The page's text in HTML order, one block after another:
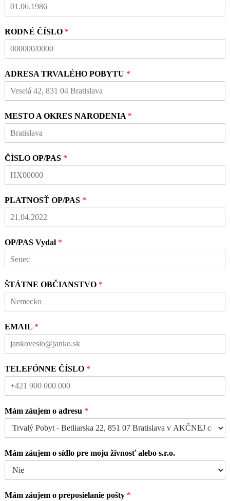
RODNÉ ČÍSLO *
ADRESA TRVALÉHO POBYTU *
MESTO A OKRES NARODENIA *
ČÍSLO OP/PAS *
PLATNOSŤ OP/PAS *
OP/PAS Vydal *
ŠTÁTNE OBČIANSTVO *
EMAIL *
TELEFÓNNE ČÍSLO *
Mám záujem o adresu *
Mám záujem o sídlo pre moju živnosť alebo s.r.o.
Mám záujem o preposielanie pošty *